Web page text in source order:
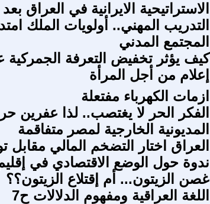
الاستراتيحية الايرانية في العراق بعد
التدريب المهني.. أولويات الملك
المجتمع المدني
كيف يؤثر تخفيض التعرفة
إعلام من أجل المرأة
ازمات الكهرباء مفتعلة
الفكر الحر لا يغتصب.. لذا عفرين
المديونية الخارجية لمصر متفاقمة
العراق اختار التضخم المالي
ندوة حول الوضع الاقتصادي في
غصن الزيتون... أم إقتلاع الزيتون؟؟
اللغة العراقية ومفهوم الدلالات ح7